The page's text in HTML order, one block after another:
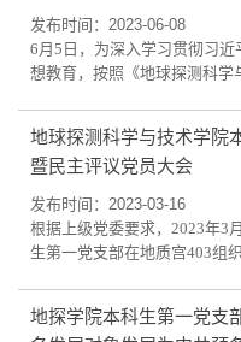
在我院学子中引发热议。我院
发布时间：2023-06-08
6月5日，为深入学习贯彻习
想教育，按照《地球探测科学
教工党支部党员讲授主题党课
深刻认识开展主题教育的重大
握主题教育的要求和任务，学
地球探测科学与技术学院
暨民主评议党员大会
发布时间：2023-03-16
根据上级党委要求，2023年3
生第一党支部在地质宫403组
讲话精神。随后，党员逐一
地探学院本科生第一党支